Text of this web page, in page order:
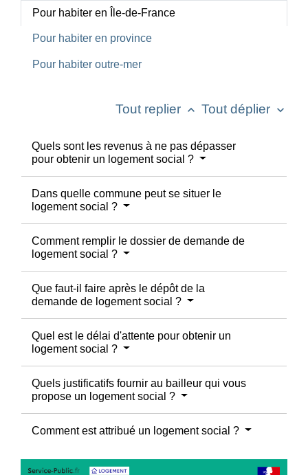
Pour habiter en Île-de-France
Pour habiter en province
Pour habiter outre-mer
Tout replier keyboard_arrow_up Tout déplier keyboard_arrow_down
Quels sont les revenus à ne pas dépasser
pour obtenir un logement social ?
Dans quelle commune peut se situer le
logement social ?
Comment remplir le dossier de demande de
logement social ?
Que faut-il faire après le dépôt de la
demande de logement social ?
Quel est le délai d'attente pour obtenir un
logement social ?
Quels justificatifs fournir au bailleur qui vous
propose un logement social ?
Comment est attribué un logement social ?